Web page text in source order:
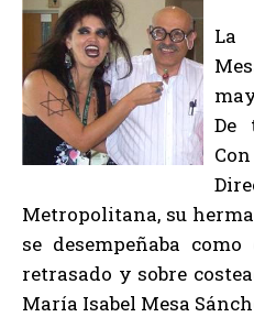
La
De
Metropolitana, su
se desempeñaba
retrasado y sobre
María Isabel Mesa